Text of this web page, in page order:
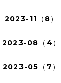
2023-11（8）
2023-08（4）
2023-05（7）